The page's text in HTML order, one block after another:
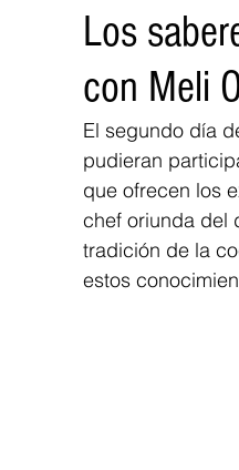
Bloggeros
Educación
Los
con Meli
El segundo día
pudieran
que ofrecen los
chef oriunda del
tradición de la
estos